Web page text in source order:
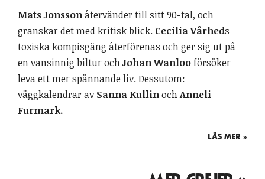
Mats Jonssonåtervänder till sitt 90-tal, och
granskar det med kritisk blick. Cecilia Vårheds
toxiska kompisgäng återförenas och ger sig ut på
en vansinnig biltur ochJohan Wanlooförsöker
leva ett mer spännande liv. Dessutom:
väggkalendrar avSanna KullinochAnneli
Furmark.
LÄS MER »